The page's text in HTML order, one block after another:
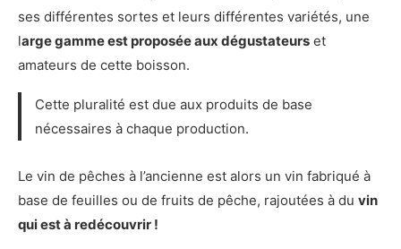
ses différentes sortes et leurs différentes variétés, une
large gamme est proposée aux dégustateurs et
amateurs de cette boisson.
Cette pluralité est due aux produits de base
nécessaires à chaque production.
Le vin de pêches à l’ancienne est alors un vin fabriqué à
base de feuilles ou de fruits de pêche, rajoutées à du vin
qui est à redécouvrir !